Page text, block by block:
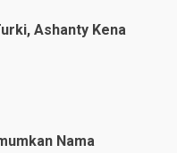
Ashanty Kena
Nama